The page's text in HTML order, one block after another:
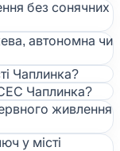
без сонячних
автономна чи
Чаплинка?
Чаплинка?
живлення
у місті